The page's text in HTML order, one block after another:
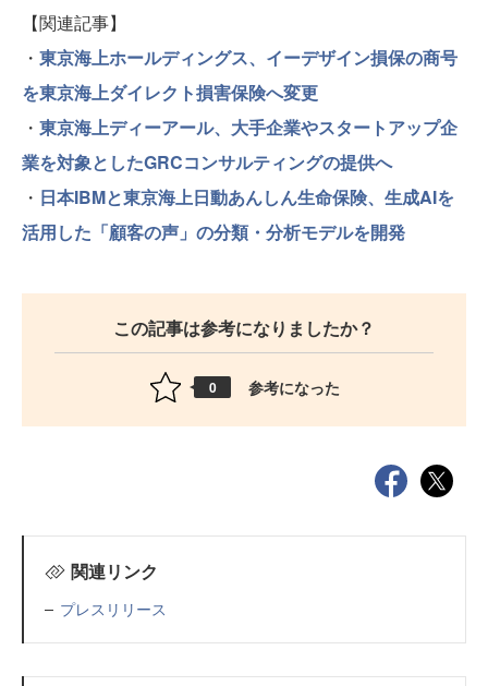
【関連記事】
・ 東京海上ホールディングス、イーデザイン損保の商号
を東京海上ダイレクト損害保険へ変更
・ 東京海上ディーアール、大手企業やスタートアップ企
業を対象としたGRCコンサルティングの提供へ
・ 日本IBMと東京海上日動あんしん生命保険、生成AIを
活用した「顧客の声」の分類・分析モデルを開発
この記事は参考になりましたか？
0 参考になった
関連リンク
プレスリリース